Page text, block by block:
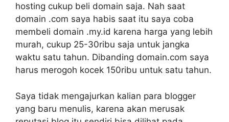
hosting cukup beli domain saja. Nah saat
domain .com saya habis saat itu saya coba
membeli domain .my.id karena harga yang lebih
murah, cukup 25-30ribu saja untuk jangka
waktu satu tahun. Dibanding domain.com saya
harus merogoh kocek 150ribu untuk satu tahun.
Saya tidak mengajurkan kalian para blogger
yang baru menulis, karena akan merusak